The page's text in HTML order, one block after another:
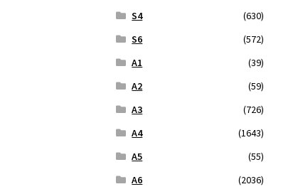
S4
(630)
S6
(572)
A1
(39)
A2
(59)
A3
(726)
A4
(1643)
A5
(55)
A6
(2036)